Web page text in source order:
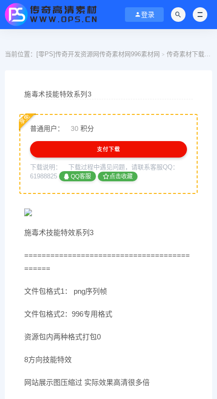
登录
当前位置： [零PS]传奇开发资源网传奇素材网996素材网 > 传奇素材下载
施毒术技能特效系列3
普通用户： 30 积分
享免
支付下载
下载说明：
下载过程中遇见问题，请联系客服QQ：
61988825
QQ客服 点击收藏
施毒术技能特效系列3
======================================
======
文件包格式1： png序列帧
文件包格式2：996专用格式
资源包内两种格式打包0
8方向技能特效
网站展示图压缩过 实际效果高清很多倍